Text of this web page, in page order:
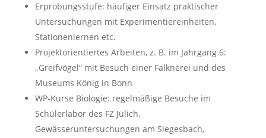
Erprobungsstufe: häufiger Einsatz praktischer
Untersuchungen mit Experimentiereinheiten,
Stationenlernen etc.
Projektorientiertes Arbeiten, z. B. im Jahrgang 6:
„Greifvögel“ mit Besuch einer Falknerei und des
Museums König in Bonn
WP-Kurse Biologie: regelmäßige Besuche im
Schülerlabor des FZ Jülich,
Gewässeruntersuchungen am Siegesbach,